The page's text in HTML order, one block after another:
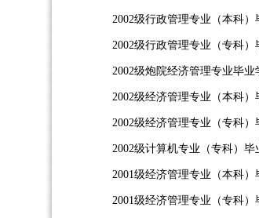
2002级行政管理专业（本科）
2002级行政管理专业（专科）
2002级炮院经济管理专业毕业
2002级经济管理专业（本科）
2002级经济管理专业（专科）
2002级计算机专业（专科）毕
2001级经济管理专业（本科）
2001级经济管理专业（专科）